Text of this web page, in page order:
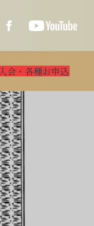
入会・各種お申込